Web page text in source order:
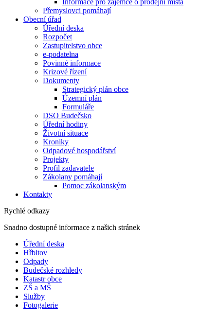
Informace pro zájemce o prodejní místa
Přemyslovci pomáhají
Obecní úřad
Úřední deska
Rozpočet
Zastupitelstvo obce
e-podatelna
Povinné informace
Krizové řízení
Dokumenty
Strategický plán obce
Územní plán
Formuláře
DSO Budečsko
Úřední hodiny
Životní situace
Kroniky
Odpadové hospodářství
Projekty
Profil zadavatele
Zákolany pomáhají
Pomoc zákolanským
Kontakty
Rychlé odkazy
Snadno dostupné informace z našich stránek
Úřední deska
Hřbitov
Odpady
Budečské rozhledy
Katastr obce
ZŠ a MŠ
Služby
Fotogalerie